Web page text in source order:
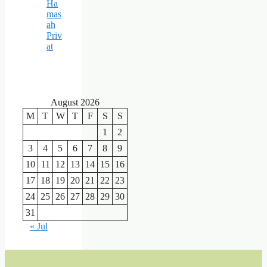
Ha
mas
ah
Priv
at
August 2026
M
T W T F S
S
1
2
3
4 5 6 7 8
9
10
11 12 13 14 15 16
17 18 19 20 21 22
23
24 25 26 27 28 29 30
31
« Jul